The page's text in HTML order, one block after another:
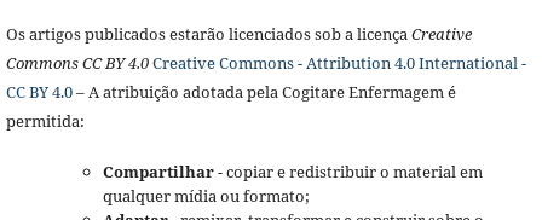
Os artigos publicados estarão licenciados sob a licençaCreative
Commons CC BY 4.0Creative Commons - Attribution 4.0 International -
CC BY 4.0– A atribuição adotada pela Cogitare Enfermagem é
permitida:
Compartilhar- copiar e redistribuir o material em
qualquer mídia ou formato;